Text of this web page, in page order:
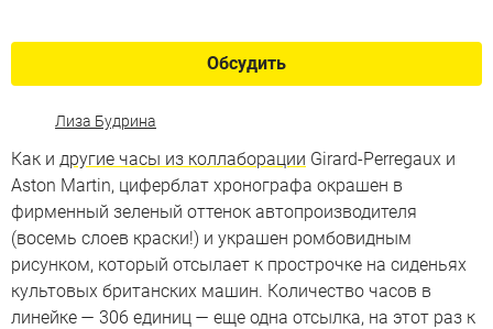
Обсудить
Лиза Будрина
Как и другие часы из коллаборации Girard-Perregaux и
Aston Martin, циферблат хронографа окрашен в
фирменный зеленый оттенок автопроизводителя
(восемь слоев краски!) и украшен ромбовидным
рисунком, который отсылает к прострочке на сиденьях
культовых британских машин. Количество часов в
линейке — 306 единиц — еще одна отсылка, на этот раз к